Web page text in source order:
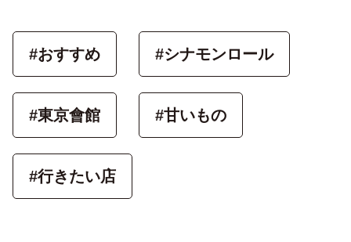
#おすすめ #シナモンロール
#東京會館 #甘いもの
#行きたい店